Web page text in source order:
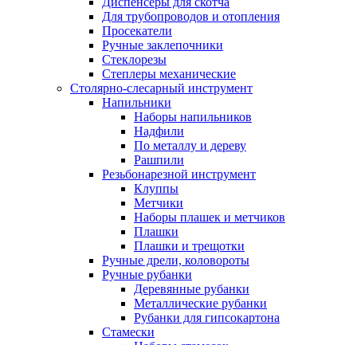
Для трубопроводов и отопления
Просекатели
Ручные заклепочники
Стеклорезы
Степлеры механические
Столярно-слесарный инструмент
Напильники
Наборы напильников
Надфили
По металлу и дереву
Рашпили
Резьбонарезной инструмент
Клуппы
Метчики
Наборы плашек и метчиков
Плашки
Плашки и трещотки
Ручные дрели, коловороты
Ручные рубанки
Деревянные рубанки
Металлические рубанки
Рубанки для гипсокартона
Стамески